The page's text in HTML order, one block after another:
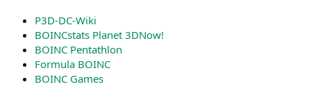
P3D-DC-Wiki
BOINCstats Planet 3DNow!
BOINC Pentathlon
Formula BOINC
BOINC Games